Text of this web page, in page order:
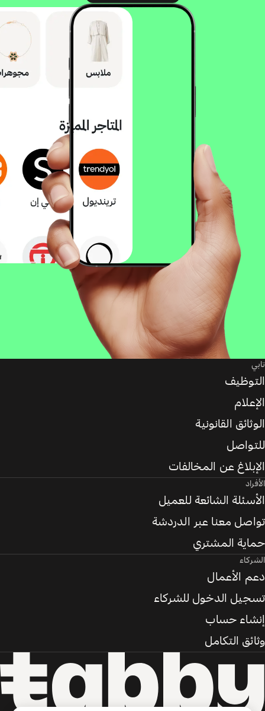
تابي
التوظيف
الإعلام
الوثائق القانونية
للتواصل
الإبلاغ عن المخالفات
الأفراد
الأسئلة الشائعة للعميل
تواصل معنا عبر الدردشة
حماية المشتري
الشركاء
دعم الأعمال
تسجيل الدخول للشركاء
إنشاء حساب
وثائق التكامل